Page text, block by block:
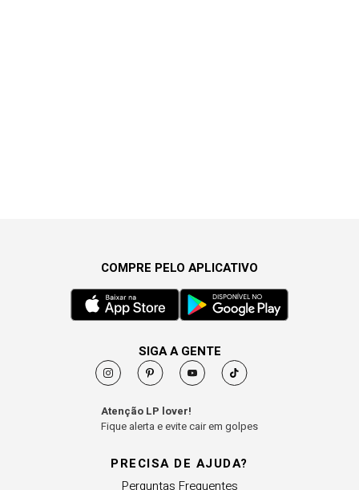
PRECISA DE AJUDA?
Perguntas Frequentes
COMPRE PELO APLICATIVO
SIGA A GENTE
Atenção LP lover!
Fique alerta e evite cair em golpes